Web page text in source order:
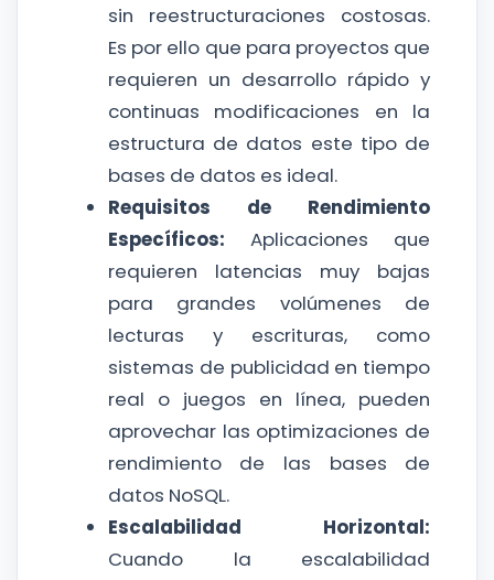
sin reestructuraciones costosas.
Es por ello que para proyectos que
requieren un desarrollo rápido y
continuas modificaciones en la
estructura de datos este tipo de
bases de datos es ideal.
Requisitos de Rendimiento
Específicos: Aplicaciones que
requieren latencias muy bajas
para grandes volúmenes de
lecturas y escrituras, como
sistemas de publicidad en tiempo
real o juegos en línea, pueden
aprovechar las optimizaciones de
rendimiento de las bases de
datos NoSQL.
Escalabilidad Horizontal:
Cuando la escalabilidad